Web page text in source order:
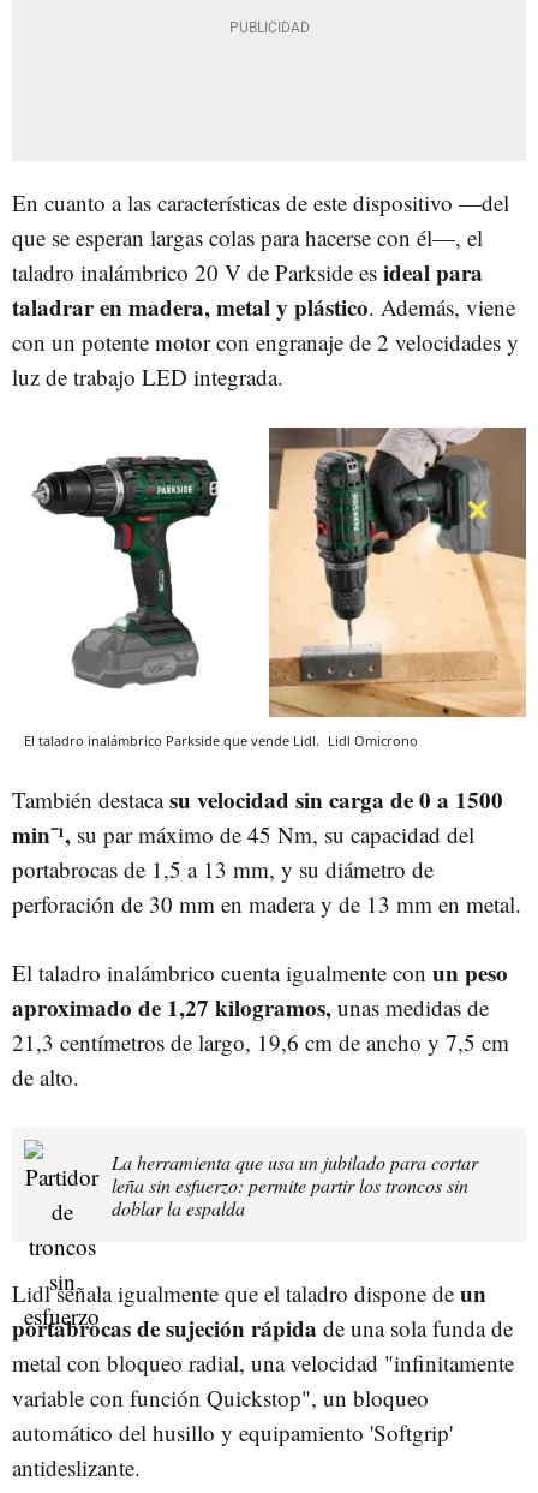
En cuanto a las características de este dispositivo —del
que se esperan largas colas para hacerse con él—, el
taladro inalámbrico 20 V de Parkside es ideal para
taladrar en madera, metal y plástico. Además, viene
con un potente motor con engranaje de 2 velocidades y
luz de trabajo LED integrada.
El taladro inalámbrico Parkside que vende Lidl. Lidl Omicrono
También destacasu velocidad sin carga de 0 a 1500
min⁻¹, su par máximo de 45 Nm, su capacidad del
portabrocas de 1,5 a 13 mm, y su diámetro de
perforación de 30 mm en madera y de 13 mm en metal.
El taladro inalámbrico cuenta igualmente con un peso
aproximado de 1,27 kilogramos, unas medidas de
21,3 centímetros de largo, 19,6 cm de ancho y 7,5 cm
de alto.
La herramienta que usa un jubilado para cortar
leña sin esfuerzo: permite partir los troncos sin
doblar la espalda
Lidl señala igualmente que el taladro dispone de un
portabrocas de sujeción rápida de una sola funda de
metal con bloqueo radial, una velocidad "infinitamente
variable con función Quickstop", un bloqueo
automático del husillo y equipamiento 'Softgrip'
antideslizante.